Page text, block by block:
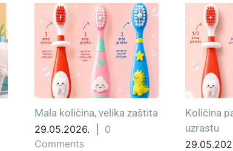
Mala količina, velika zaštita
29.05.2026.
0
Comments
Količina
uzrastu